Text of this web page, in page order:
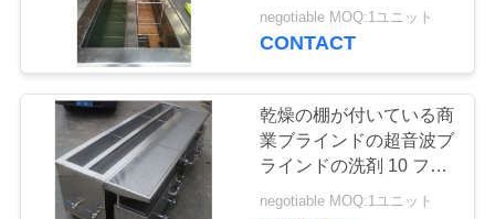
ュ
超音波ゴルフクラ
ブクリーナー
16
negotiable MOQ:1ユニット
CONTACT
乾燥の棚が付いている商
業ブラインドの超音波ブ
ラインドの洗剤 10 フィ
ート/3000mm
negotiable MOQ:1ユニット